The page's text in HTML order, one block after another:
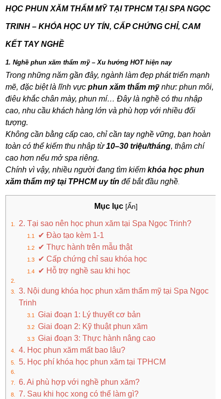
HỌC PHUN XĂM THẨM MỸ TẠI TPHCM TẠI SPA NGỌC
TRINH – KHÓA HỌC UY TÍN, CẤP CHỨNG CHỈ, CAM
KẾT TAY NGHỀ
1. Nghề phun xăm thẩm mỹ – Xu hướng HOT hiện nay
Trong những năm gần đây, ngành làm đẹp phát triển mạnh
mẽ, đặc biệt là lĩnh vựcphun xăm thẩm mỹnhư: phun môi,
điêu khắc chân mày, phun mí… Đây là nghề có thu nhập
cao, nhu cầu khách hàng lớn và phù hợp với nhiều đối
tượng.
Không cần bằng cấp cao, chỉ cần tay nghề vững, bạn hoàn
toàn có thể kiếm thu nhập từ10–30 triệu/tháng, thậm chí
cao hơn nếu mở spa riêng.
Chính vì vậy, nhiều người đang tìm kiếmkhóa học phun
xăm thẩm mỹ tại TPHCM uy tín để bắt đầu nghề
Mục lục [Ẩn]
2. Tại sao nên học phun xăm tại Spa Ngọc Trinh?
✔ Đào tạo kèm 1-1
✔ Thực hành trên mẫu thật
✔ Cấp chứng chỉ sau khóa học
✔ Hỗ trợ nghề sau khi học
3. Nội dung khóa học phun xăm thẩm mỹ tại Spa Ngọc
Trinh
Giai đoạn 1: Lý thuyết cơ bản
Giai đoạn 2: Kỹ thuật phun xăm
Giai đoạn 3: Thực hành nâng cao
4. Học phun xăm mất bao lâu?
5. Học phí khóa học phun xăm tại TPHCM
6. Ai phù hợp với nghề phun xăm?
7. Sau khi học xong có thể làm gì?